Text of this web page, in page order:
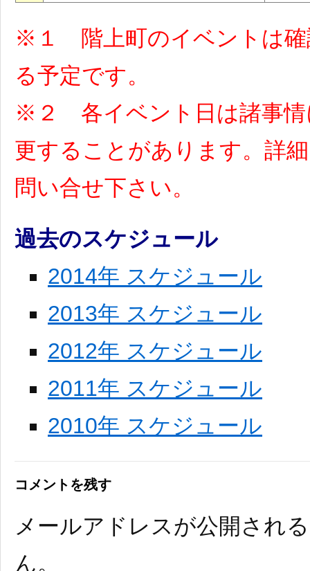
※１ 階上町のイベントは確
る予定です。
※２ 各イベント日は諸事情
更することがあります。詳
問い合せ下さい。
過去のスケジュール
2014年 スケジュール
2013年 スケジュール
2012年 スケジュール
2011年 スケジュール
2010年 スケジュール
コメントを残す
メールアドレスが公開され
ん。